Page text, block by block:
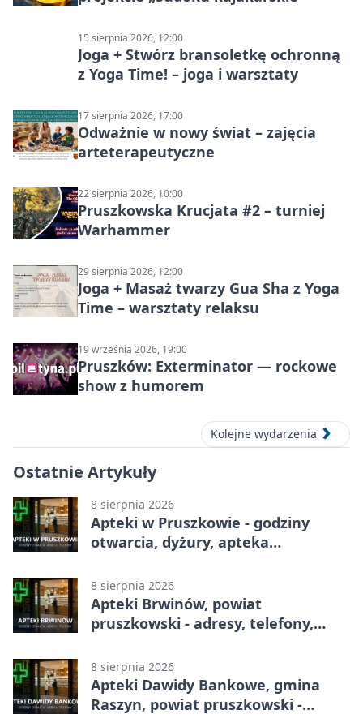
15 sierpnia 2026, 12:00
Joga + Stwórz bransoletkę ochronną
z Yoga Time! – joga i warsztaty
17 sierpnia 2026, 17:00
Odważnie w nowy świat – zajęcia
arteterapeutyczne
22 sierpnia 2026, 10:00
Pruszkowska Krucjata #2 – turniej
Warhammer
29 sierpnia 2026, 12:00
Joga + Masaż twarzy Gua Sha z Yoga
Time – warsztaty relaksu
19 września 2026, 19:00
Pruszków: Exterminator — rockowe
show z humorem
Kolejne wydarzenia
Ostatnie Artykuły
8 sierpnia 2026
Apteki w Pruszkowie - godziny
otwarcia, dyżury, apteka
8 sierpnia 2026
Apteki Brwinów, powiat
pruszkowski - adresy, telefony,
8 sierpnia 2026
Apteki Dawidy Bankowe, gmina
Raszyn, powiat pruszkowski -